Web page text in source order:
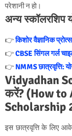
परेशानी न हो।
अन्य स्कॉलरशिप
👉किशोर वैज्ञानिक
👉CBSE सिंगल गर्ल
👉 NMMS छात्रवृत्ति:
Vidyadhan
करें? (How to
Scholarship
इस छात्रवृत्ति के लिए